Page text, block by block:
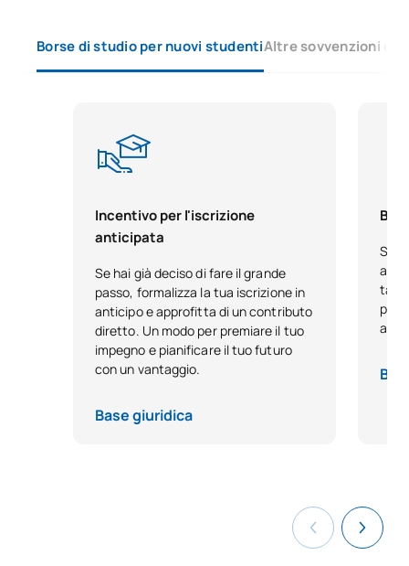
Borse di studio per nuovi studentiAltre sovvenzioni e
Incentivo per l'iscrizione
anticipata
Se hai già deciso di fare il grande
passo, formalizza la tua iscrizione in
anticipo e approfitta di un contributo
diretto. Un modo per premiare il tuo
impegno e pianificare il tuo futuro
con un vantaggio.
Base giuridica
Se